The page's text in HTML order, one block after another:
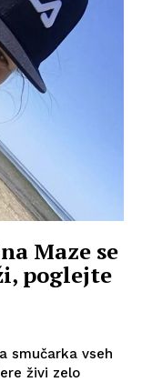
Maze se
poglejte
smučarka vseh
živi zelo